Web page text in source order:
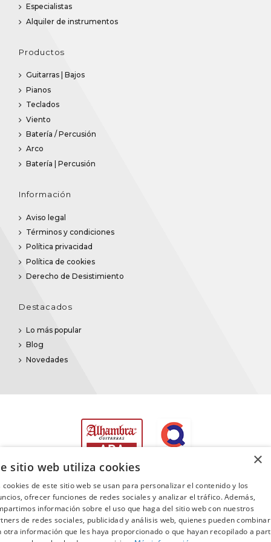
Especialistas
Alquiler de instrumentos
Productos
Guitarras | Bajos
Pianos
Teclados
Viento
Batería / Percusión
Arco
Batería | Percusión
Información
Aviso legal
Términos y condiciones
Política privacidad
Política de cookies
Derecho de Desistimiento
Destacados
Lo más popular
Blog
Novedades
· Todos los derechos reservados
×
sitio web utiliza cookies
cookies de este sitio web se usan para personalizar el contenido y los
ofrecer funciones de redes sociales y analizar el tráfico. Además,
información sobre el uso que haga del sitio web con nuestros
de redes sociales, publicidad y análisis web, quienes pueden
otra información que les haya proporcionado o que hayan recopilado a